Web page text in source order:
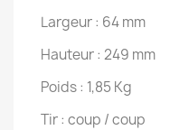
Largeur : 64 mm
Hauteur : 249 mm
Poids : 1,85 Kg
Tir : coup / coup